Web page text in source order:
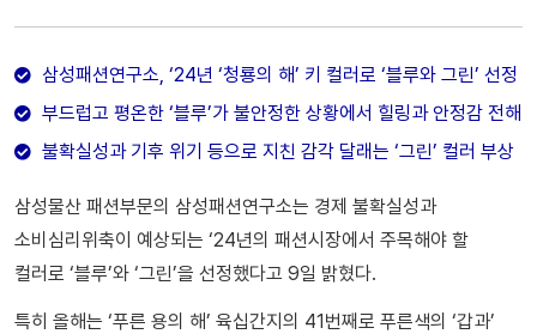
삼성패션연구소, ‘24년 ‘청룡의 해’ 키 컬러로 ‘블루와 그린’ 선정
부드럽고 평온한 ‘블루’가 불안정한 상황에서 힐링과 안정감 전해
불확실성과 기후 위기 등으로 지친 감각 달래는 ‘그린’ 컬러 부상
삼성물산 패션부문의 삼성패션연구소는 경제 불확실성과
소비심리위축이 예상되는 ‘24년의 패션시장에서 주목해야 할
컬러로 ‘블루’와 ‘그린’을 선정했다고 9일 밝혔다.
특히 올해는 ‘푸른 용의 해’ 육십간지의 41번째로 푸른색의 ‘갑과’